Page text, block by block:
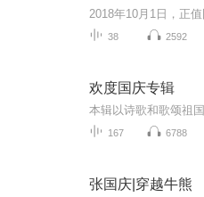
38 2592
欢度国庆专辑
167 6788
张国庆|穿越牛熊